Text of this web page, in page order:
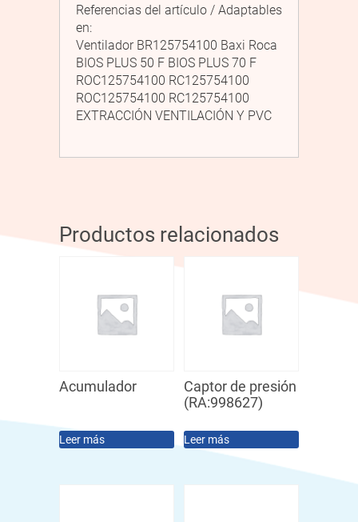
Referencias del artículo / Adaptables
en:
Ventilador BR125754100 Baxi Roca
BIOS PLUS 50 F BIOS PLUS 70 F
ROC125754100 RC125754100
ROC125754100 RC125754100
EXTRACCIÓN VENTILACIÓN Y PVC
Productos relacionados
Acumulador
Leer más
Captor de presión
(RA:998627)
Leer más